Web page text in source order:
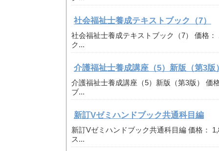
社会福祉士養成テキストブック（7）
社会福祉士養成テキストブック（7） 価格
ク...
介護福祉士養成講座（5）新版（第3版
介護福祉士養成講座（5）新版（第3版） 価
ブ...
新訂Vゼミハンドブック共通科目編
新訂Vゼミハンドブック共通科目編 価格：
ス...